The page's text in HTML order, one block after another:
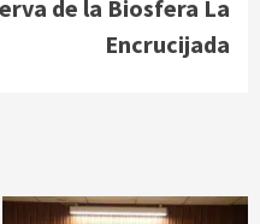
de la Biosfera La
Encrucijada